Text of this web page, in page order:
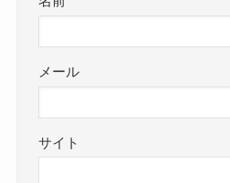
メール
サイト